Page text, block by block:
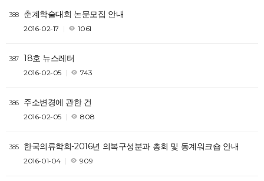
388 춘계학술대회 논문모집 안내
2016-02-17 1061
387 18호 뉴스레터
2016-02-05 743
386 주소변경에 관한 건
2016-02-05 808
385 한국의류학회-2016년 의복구성분과 총회 및 동계워크숍 안내
2016-01-04 909